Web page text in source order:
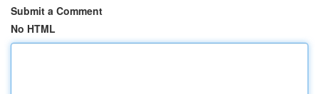
Submit a Comment
No HTML